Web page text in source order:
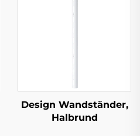
Design Wandständer,
Halbrund